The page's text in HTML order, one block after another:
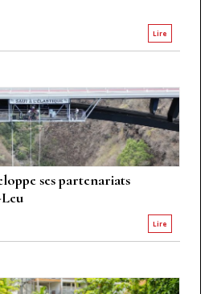
Lire
ses partenariats
Lire